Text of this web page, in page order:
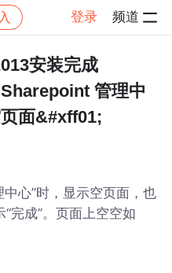
登录 频道
帖子详情
安装完成
管理中
面&#xff01;
心”时，显示空页面，也
完成”。页面上空空如